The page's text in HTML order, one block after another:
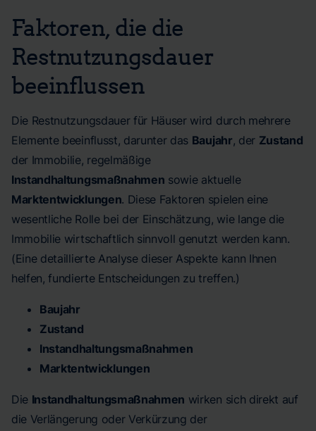
Faktoren, die die
Restnutzungsdauer
beeinflussen
Die Restnutzungsdauer für Häuser wird durch mehrere
Elemente beeinflusst, darunter das Baujahr, der Zustand
der Immobilie, regelmäßige
Instandhaltungsmaßnahmen sowie aktuelle
Marktentwicklungen. Diese Faktoren spielen eine
wesentliche Rolle bei der Einschätzung, wie lange die
Immobilie wirtschaftlich sinnvoll genutzt werden kann.
(Eine detaillierte Analyse dieser Aspekte kann Ihnen
helfen, fundierte Entscheidungen zu treffen.)
Baujahr
Zustand
Instandhaltungsmaßnahmen
Marktentwicklungen
Die Instandhaltungsmaßnahmen wirken sich direkt auf
die Verlängerung oder Verkürzung der